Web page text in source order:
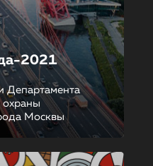
2021
Департамента
охраны
Москвы